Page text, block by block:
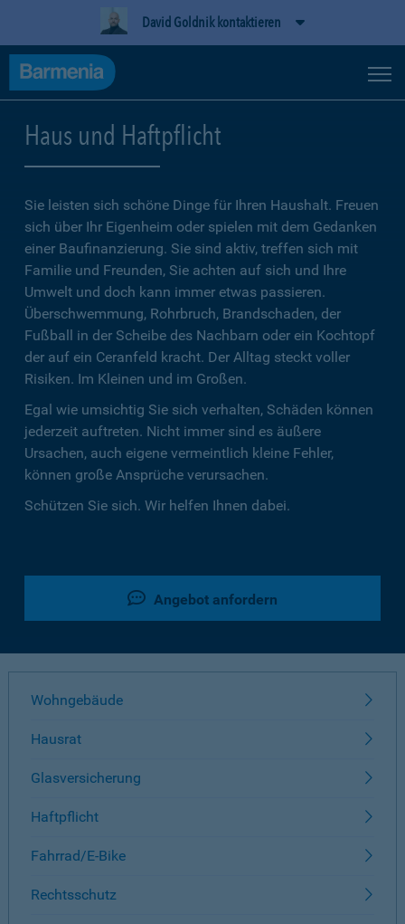
David Goldnik kontaktieren
Haus und Haftpflicht
Sie leisten sich schöne Dinge für Ihren Haushalt. Freuen
sich über Ihr Eigenheim oder spielen mit dem Gedanken
einer Baufinanzierung. Sie sind aktiv, treffen sich mit
Familie und Freunden, Sie achten auf sich und Ihre
Umwelt und doch kann immer etwas passieren.
Überschwemmung, Rohrbruch, Brandschaden, der
Fußball in der Scheibe des Nachbarn oder ein Kochtopf
der auf ein Ceranfeld kracht. Der Alltag steckt voller
Risiken. Im Kleinen und im Großen.
Egal wie umsichtig Sie sich verhalten, Schäden können
jederzeit auftreten. Nicht immer sind es äußere
Ursachen, auch eigene vermeintlich kleine Fehler,
können große Ansprüche verursachen.
Schützen Sie sich. Wir helfen Ihnen dabei.
Angebot anfordern
Wohngebäude
Hausrat
Glasversicherung
Haftpflicht
Fahrrad/E-Bike
Rechtsschutz